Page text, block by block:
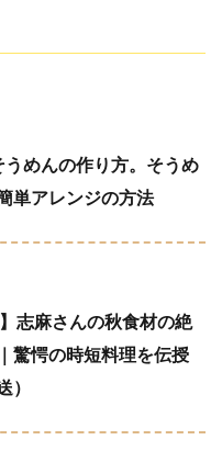
うめんの作り方。そうめ
単アレンジの方法
志麻さんの秋食材の絶
驚愕の時短料理を伝授
）